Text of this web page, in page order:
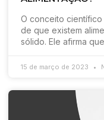
O conceito
de que existem
sólido. Ele afirma
15 de março de 2023